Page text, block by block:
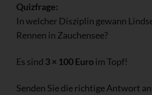
Quizfrage:
In welcher Disziplin gewann
Rennen in Zauchensee?
Es sind 3 × 100 Euroim Topf!
Senden Sie die richtige Antwort